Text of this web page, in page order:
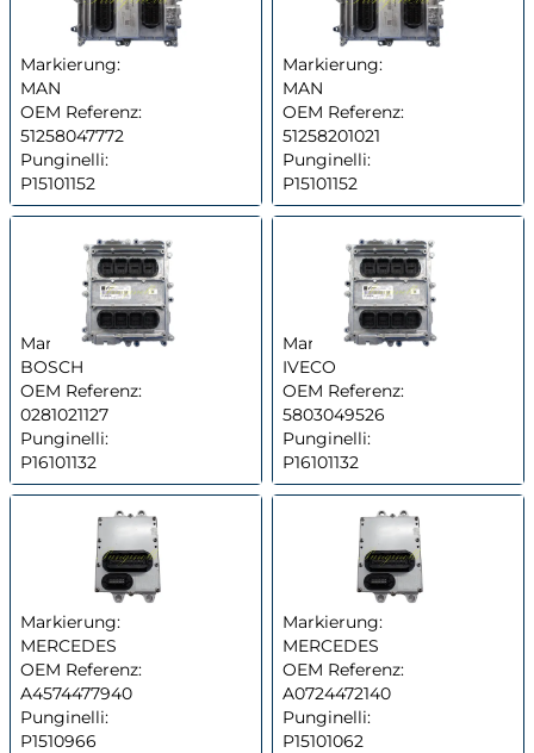
Markierung:
MAN
OEM Referenz:
51258047772
Punginelli:
P15101152
Markierung:
MAN
OEM Referenz:
51258201021
Punginelli:
P15101152
Markierung:
BOSCH
OEM Referenz:
0281021127
Punginelli:
P16101132
Markierung:
IVECO
OEM Referenz:
5803049526
Punginelli:
P16101132
Markierung:
MERCEDES
OEM Referenz:
A4574477940
Punginelli:
P1510966
Markierung:
MERCEDES
OEM Referenz:
A0724472140
Punginelli:
P15101062